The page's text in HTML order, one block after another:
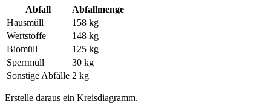
Abfall
Abfallmenge
Hausmüll
158 kg
Wertstoffe
148 kg
Biomüll
125 kg
Sperrmüll
30 kg
Sonstige Abfälle 2 kg
Erstelle daraus ein Kreisdiagramm.